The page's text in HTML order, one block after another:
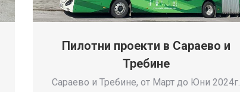
Пилотни проекти в Сараево и
Требине
Сараево и Требине, от Март до Юни 2024г.